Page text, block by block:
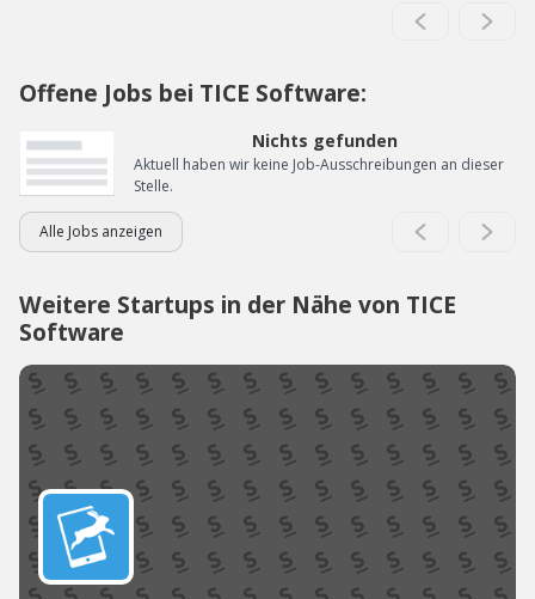
Offene Jobs bei TICE Software:
Nichts gefunden
Aktuell haben wir keine Job-Ausschreibungen an dieser
Stelle.
Alle Jobs anzeigen
Weitere Startups in der Nähe von TICE
Software